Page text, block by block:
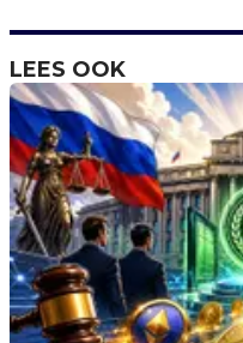
LEES OOK